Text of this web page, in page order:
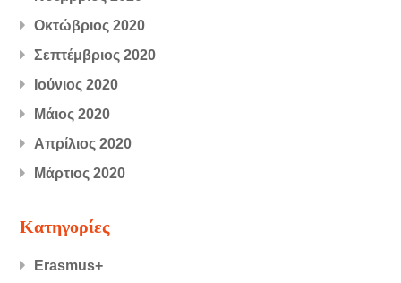
Οκτώβριος 2020
Σεπτέμβριος 2020
Ιούνιος 2020
Μάιος 2020
Απρίλιος 2020
Μάρτιος 2020
Kατηγορίες
Erasmus+